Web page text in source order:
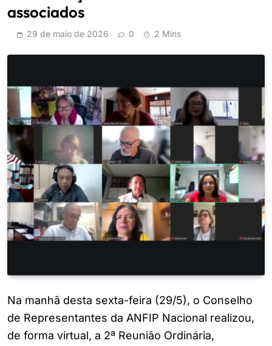
associados
29 de maio de 2026 0 2 Mins
Na manhã desta sexta-feira (29/5), o Conselho
de Representantes da ANFIP Nacional realizou,
de forma virtual, a 2ª Reunião Ordinária,